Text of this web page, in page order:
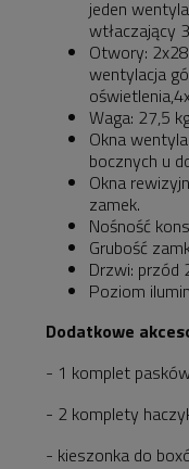
jeden
wtłaczający
Otwory:
wentylacja
Waga: 27,5
Okna
bocznych u
Okna
zamek.
Nośność
Grubość
Drzwi: przód
Poziom
Dodatkowe
- 1 komplet
- 2 komplety
- kieszonka do